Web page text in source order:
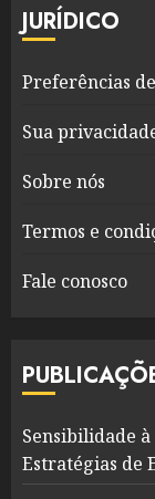
JURÍDICO
Preferências
Sua
Sobre nós
Termos e
Fale conosco
Sensibilidade
Estratégias de